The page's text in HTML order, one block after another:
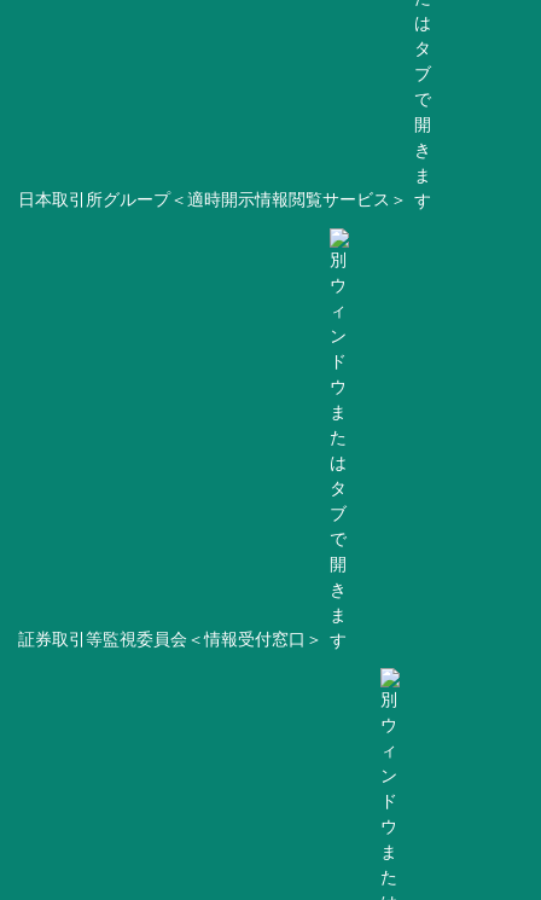
日本取引所グループ＜適時開示情報閲覧サービス＞
証券取引等監視委員会＜情報受付窓口＞